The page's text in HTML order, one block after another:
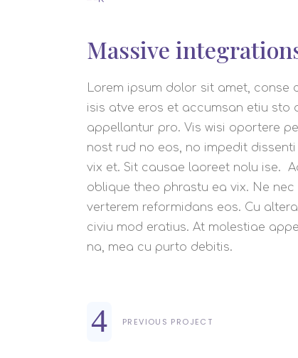
Massive
Lorem ipsum dolor sit amet, conse
isis atve eros et accumsan etiu sto
appellantur pro. Vis wisi oportere
nost rud no eos, no impedit
vix et. Sit causae laoreet nolu ise.
oblique theo phrastu ea vix. Ne
verterem reformidans eos. Cu
civiu mod eratius. At molestiae
na, mea cu purto debitis.
PREVIOUS PROJECT